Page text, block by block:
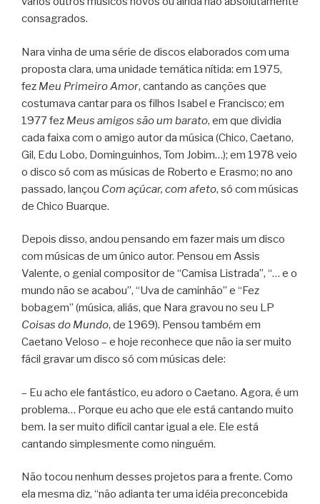
consagrados.
Nara vinha de uma série de discos elaborados com uma
proposta clara, uma unidade temática nítida: em 1975,
fez Meu Primeiro Amor, cantando as canções que
costumava cantar para os filhos Isabel e Francisco; em
1977 fez Meus amigos são um barato, em que dividia
cada faixa com o amigo autor da música (Chico, Caetano,
Gil, Edu Lobo, Dominguinhos, Tom Jobim…); em 1978 veio
o disco só com as músicas de Roberto e Erasmo; no ano
passado, lançou Com açúcar, com afeto, só com músicas
de Chico Buarque.
Depois disso, andou pensando em fazer mais um disco
com músicas de um único autor. Pensou em Assis
Valente, o genial compositor de “Camisa Listrada”, “… e o
mundo não se acabou”, “Uva de caminhão” e “Fez
bobagem” (música, aliás, que Nara gravou no seu LP
Coisas do Mundo, de 1969). Pensou também em
Caetano Veloso – e hoje reconhece que não ia ser muito
fácil gravar um disco só com músicas dele:
– Eu acho ele fantástico, eu adoro o Caetano. Agora, é um
problema… Porque eu acho que ele está cantando muito
bem. Ia ser muito difícil cantar igual a ele. Ele está
cantando simplesmente como ninguém.
Não tocou nenhum desses projetos para a frente. Como
ela mesma diz, “não adianta ter uma idéia preconcebida